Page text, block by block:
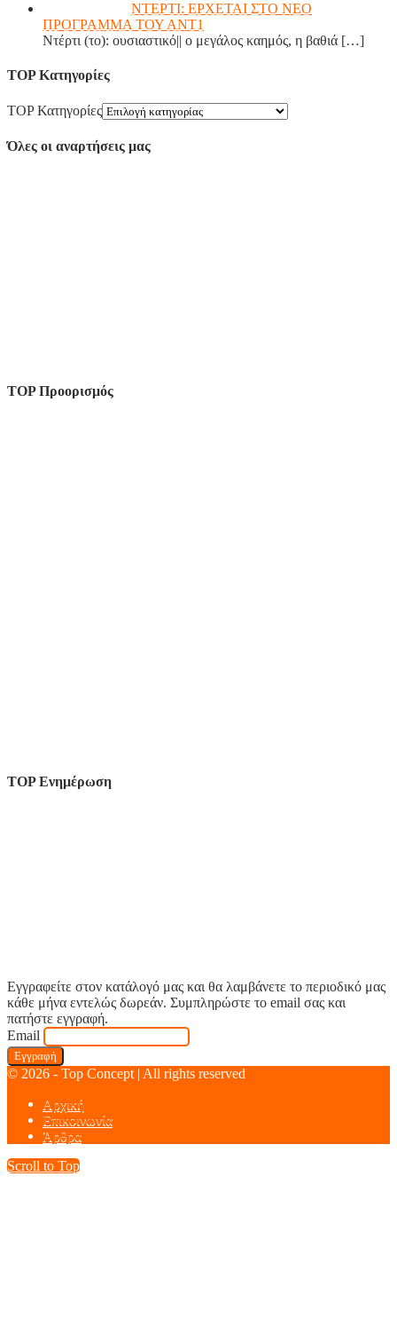
ΝΤΕΡΤΙ: ΕΡΧΕΤΑΙ ΣΤΟ ΝΕΟ
ΠΡΟΓΡΑΜΜΑ ΤΟΥ ΑΝΤ1
Ντέρτι (το): ουσιαστικό|| ο μεγάλος καημός, η βαθιά […]
TOP Κατηγορίες
TOP Κατηγορίες
Όλες οι αναρτήσεις μας
TOP Προορισμός
TOP Ενημέρωση
Εγγραφείτε στον κατάλογό μας και θα λαμβάνετε το περιοδικό μας
κάθε μήνα εντελώς δωρεάν. Συμπληρώστε το email σας και
πατήστε εγγραφή.
Email
© 2026 - Top Concept | All rights reserved
Αρχική
Επικοινωνία
Άρθρα
Scroll to Top